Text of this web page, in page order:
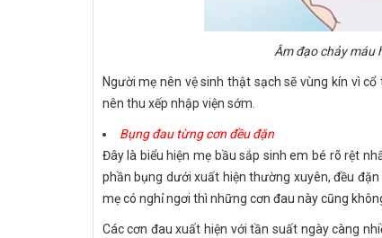
Âm đạo chảy máu
Người mẹ nên vệ sinh thật sạch sẽ vùng kín vì
nên thu xếp nhập viện sớm.
Bụng đau từng cơn đều đặn
Đây là biểu hiện mẹ bầu sắp sinh em bé rõ rệt
phần bụng dưới xuất hiện thường xuyên, đều
mẹ có nghỉ ngơi thì những cơn đau này cũng
Các cơn đau xuất hiện với tần suất ngày càng